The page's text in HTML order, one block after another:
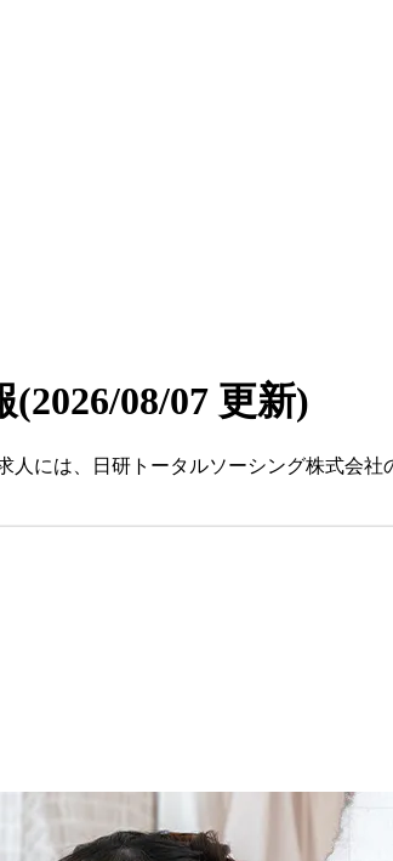
(2026/08/07 更新)
には、日研トータルソーシング株式会